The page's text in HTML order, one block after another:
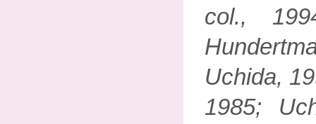
col.,
Uchida,
1985;